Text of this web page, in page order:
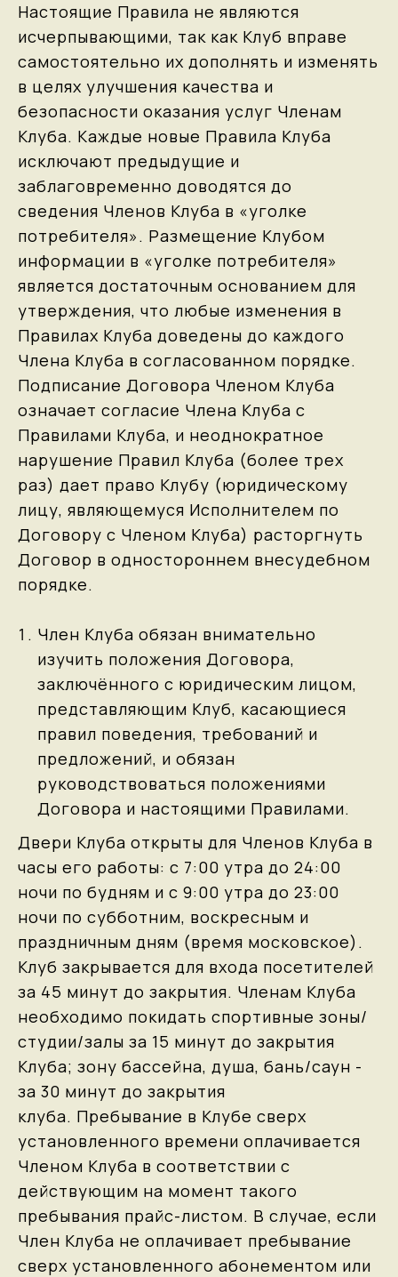
Настоящие Правила не являются
исчерпывающими, так как Клуб вправе
самостоятельно их дополнять и изменять
в целях улучшения качества и
безопасности оказания услуг Членам
Клуба. Каждые новые Правила Клуба
исключают предыдущие и
заблаговременно доводятся до
сведения Членов Клуба в «уголке
потребителя». Размещение Клубом
информации в «уголке потребителя»
является достаточным основанием для
утверждения, что любые изменения в
Правилах Клуба доведены до каждого
Члена Клуба в согласованном порядке.
Подписание Договора Членом Клуба
означает согласие Члена Клуба с
Правилами Клуба, и неоднократное
нарушение Правил Клуба (более трех
раз) дает право Клубу (юридическому
лицу, являющемуся Исполнителем по
Договору с Членом Клуба) расторгнуть
Договор в одностороннем внесудебном
порядке.
Член Клуба обязан внимательно
изучить положения Договора,
заключённого с юридическим лицом,
представляющим Клуб, касающиеся
правил поведения, требований и
предложений, и обязан
руководствоваться положениями
Договора и настоящими Правилами.
Двери Клуба открыты для Членов Клуба в
часы его работы: с 7:00 утра до 24:00
ночи по будням и с 9:00 утра до 23:00
ночи по субботним, воскресным и
праздничным дням (время московское).
Клуб закрывается для входа посетителей
за 45 минут до закрытия. Членам Клуба
необходимо покидать спортивные зоны/
студии/залы за 15 минут до закрытия
Клуба; зону бассейна, душа, бань/саун -
за 30 минут до закрытия
клуба. Пребывание в Клубе сверх
установленного времени оплачивается
Членом Клуба в соответствии с
действующим на момент такого
пребывания прайс-листом. В случае, если
Член Клуба не оплачивает пребывание
сверх установленного абонементом или